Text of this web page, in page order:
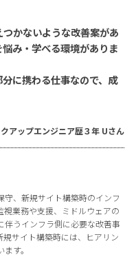
かないような改善案があ
み・学べる環境がありま
に携わる仕事なので、成
アップエンジニア歴３年 Uさん
、新規サイト構築時のインフ
視業務や支援、ミドルウェアの
伴うインフラ側に必要な改善事
サイト構築時には、ヒアリン
す。